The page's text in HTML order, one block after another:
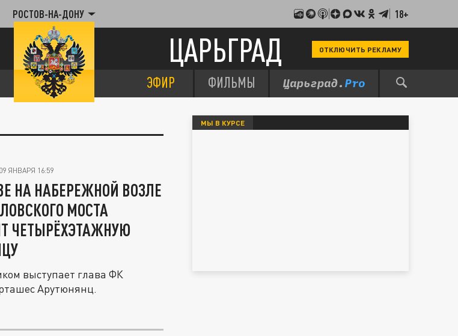
РОСТОВ-НА-ДОНУ 18+
ЦАРЬГРАД ОТКЛЮЧИТЬ РЕКЛАМУ
ЭФИР ФИЛЬМЫ
09 ЯНВАРЯ 16:59
НА НАБЕРЕЖНОЙ ВОЗЛЕ
МОСТА
ЧЕТЫРЁХЭТАЖНУЮ
выступает глава ФК
Арутюнянц.
МЫ В КУРСЕ